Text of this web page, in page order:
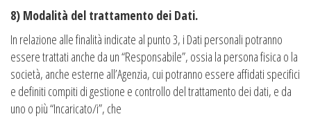
8) Modalità del trattamento dei Dati.
In relazione alle finalità indicate al punto 3, i Dati personali potranno
essere trattati anche da un “Responsabile”, ossia la persona fisica o la
società, anche esterne all’Agenzia, cui potranno essere affidati specifici
e definiti compiti di gestione e controllo del trattamento dei dati, e da
uno o più “Incaricato/i”, che